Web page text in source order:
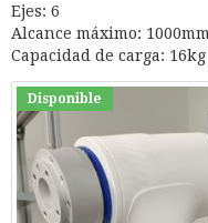
Ejes: 6
Alcance máximo: 1000mm
Capacidad de carga: 16kg
Disponible